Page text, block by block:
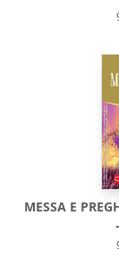
MESSA E